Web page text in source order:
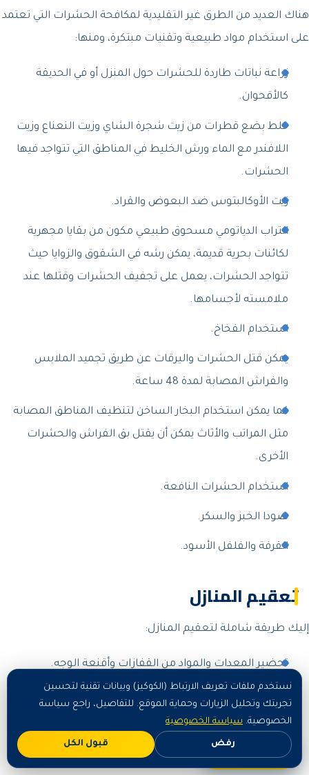
هناك العديد من الطرق غير التقليدية لمكافحة الحشرات التي تعتمد
على استخدام مواد طبيعية وتقنيات مبتكرة، ومنها:
زراعة نباتات طاردة للحشرات حول المنزل أو في الحديقة
كالأقحوان.
خلط بضع قطرات من زيت شجرة الشاي وزيت النعناع وزيت
اللافندر مع الماء ورش الخليط في المناطق التي تتواجد فيها
الحشرات.
زيت الأوكالبتوس ضد البعوض والقراد.
التراب الدياتومي مسحوق طبيعي مكون من بقايا مجهرية
لكائنات بحرية قديمة، يمكن رشه في الشقوق والزوايا حيث
تتواجد الحشرات، يعمل على تجفيف الحشرات وقتلها عند
ملامسته لأجسامها.
استخدام الفخاخ.
يمكن قتل الحشرات واليرقات عن طريق تجميد الملابس
والفراش المصابة لمدة 48 ساعة.
كما يمكن استخدام البخار الساخن لتنظيف المناطق المصابة
مثل المراتب والأثاث يمكن أن يقتل بق الفراش والحشرات
الأخرى.
استخدام الحشرات النافعة.
صودا الخبز والسكر.
القرفة والفلفل الأسود.
تعقيم المنازل
إليك طريقة شاملة لتعقيم المنازل:
تحضير المعدات والمواد من القفازات وأقنعة الوجه.
تحضير منظفات ومعقمات.
تحضير أقمشة وقطع قماش.
مكانس ومماسح.
اطلب الآن
نستخدم ملفات تعريف الارتباط (الكوكيز) وبيانات تقنية لتحسين
تجربتك وتحليل الزيارات وحماية الموقع. للتفاصيل، راجع سياسة
الخصوصية. سياسة الخصوصية
رفض قبول الكل